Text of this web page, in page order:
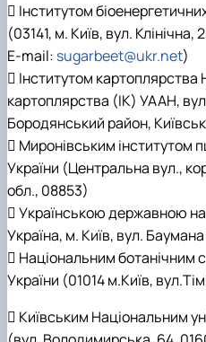
 Інститутом
(03141, м. Київ, вул.
E-mail: sugarbeet@ukr.net)
 Інститутом
картоплярства (IК) УААН,
Бородянський район,
 Миронівським
України (Центральна вул.,
обл., 08853)
 Українською державною
Україна, м. Київ, вул.
 Національним
України (01014 м.Київ,
 Київським Національним